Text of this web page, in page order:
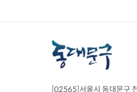
[02565]서울시 동대문구